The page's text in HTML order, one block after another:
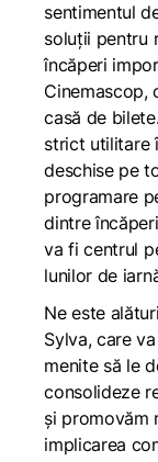
sentimentul
soluții pentru
încăperi
Cinemascop,
casă de
strict utilitare
deschise pe
programare
dintre
va fi centrul
lunilor de
Ne este
Sylva, care
menite să le
consolideze
și promovăm
implicarea